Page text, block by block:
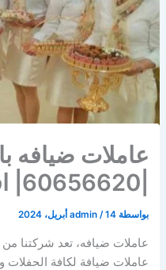
عاملات ضيافه
بواسطة admin /14 أبريل، 2024
عاملات ضيافه، تعد شركتنا
عاملات ضيافة لكافة الحفلات